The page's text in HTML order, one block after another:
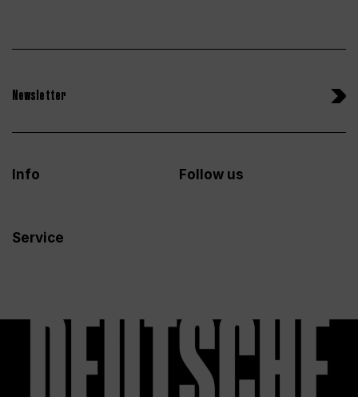
Newsletter
Info
Service
Follow us